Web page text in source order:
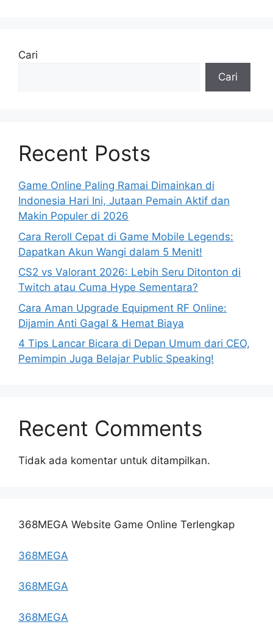
Cari
Cari
Recent Posts
Game Online Paling Ramai Dimainkan di
Indonesia Hari Ini, Jutaan Pemain Aktif dan
Makin Populer di 2026
Cara Reroll Cepat di Game Mobile Legends:
Dapatkan Akun Wangi dalam 5 Menit!
CS2 vs Valorant 2026: Lebih Seru Ditonton di
Twitch atau Cuma Hype Sementara?
Cara Aman Upgrade Equipment RF Online:
Dijamin Anti Gagal & Hemat Biaya
4 Tips Lancar Bicara di Depan Umum dari CEO,
Pemimpin Juga Belajar Public Speaking!
Recent Comments
Tidak ada komentar untuk ditampilkan.
368MEGA Website Game Online Terlengkap
368MEGA
368MEGA
368MEGA